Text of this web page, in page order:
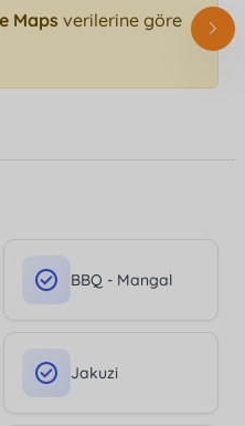
Maps verilerine göre
BBQ - Mangal
Jakuzi